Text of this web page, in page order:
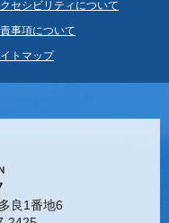
セシビリティについて
事項について
トマップ
良1番地6